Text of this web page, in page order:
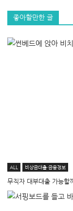
좋아할만한 글
ALL 비상금대출·금융정보
무직자 대부대출 가능할